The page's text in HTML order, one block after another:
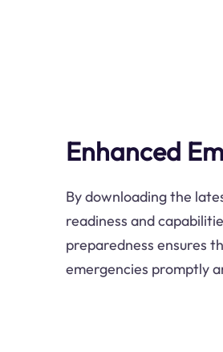
Enhanced
By downloading the
readiness and
preparedness ensures
emergencies promptly